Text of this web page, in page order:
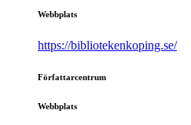
Webbplats
https://bibliotekenkoping.se/
Författarcentrum
Webbplats